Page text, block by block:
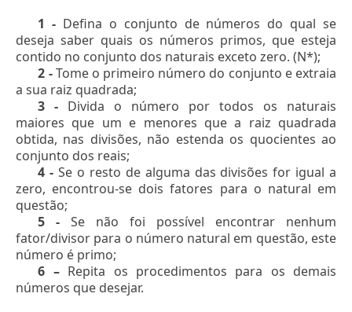
1 - Defina o conjunto de números do qual se
deseja saber quais os números primos, que esteja
contido no conjunto dos naturais exceto zero. (N*);
2 -Tome o primeiro número do conjunto e extraia
a sua raiz quadrada;
3 - Divida o número por todos os naturais
maiores que um e menores que a raiz quadrada
obtida, nas divisões, não estenda os quocientes ao
conjunto dos reais;
4 -Se o resto de alguma das divisões for igual a
zero, encontrou-se dois fatores para o natural em
questão;
5 -Se não foi possível encontrar nenhum
fator/divisor para o número natural em questão, este
número é primo;
6 – Repita os procedimentos para os demais
números que desejar.